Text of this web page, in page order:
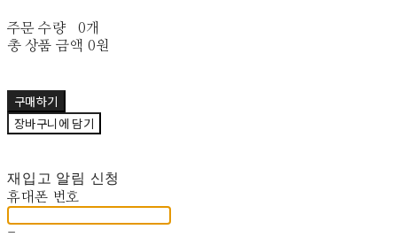
주문 수량
0개
총 상품 금액 0원
구매하기
장바구니에 담기
재입고 알림 신청
휴대폰 번호
-